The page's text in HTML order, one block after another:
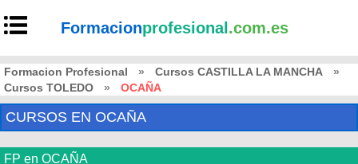
Formacionprofesional .com.es
Formacion Profesional » Cursos CASTILLA LA MANCHA
»
Cursos TOLEDO
» OCAÑA
CURSOS EN OCAÑA
FP en OCAÑA